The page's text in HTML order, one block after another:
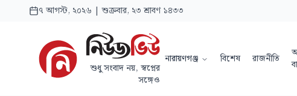
৭ আগস্ট, ২০২৬ | শুক্রবার, ২৩ শ্রাবণ ১৪৩৩
শুধু সংবাদ নয়, স্বপ্নের
সঙ্গেও
নারায়ণগঞ্জ বিশেষ রাজনীতি